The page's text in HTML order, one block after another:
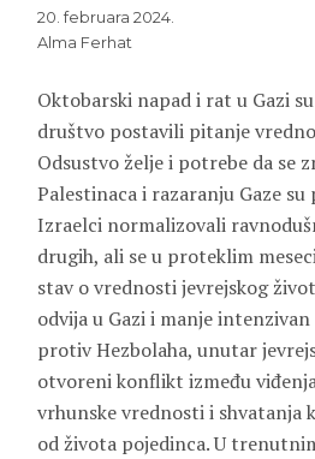
20. februara 2024.
Alma Ferhat
Oktobarski napad i rat u Gazi
društvo postavili pitanje
Odsustvo želje i potrebe da se
Palestinaca i razaranju Gaze
Izraelci normalizovali
drugih, ali se u proteklim
stav o vrednosti jevrejskog
odvija u Gazi i manje
protiv Hezbolaha, unutar
otvoreni konflikt između
vrhunske vrednosti i shvatanja
od života pojedinca. U